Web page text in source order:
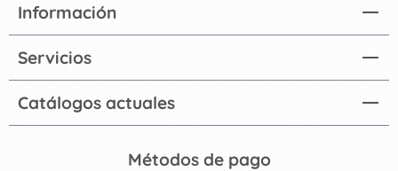
Catálogos actuales
Información
Servicios
Métodos de pago